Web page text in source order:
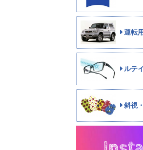
運転
ルテ
斜視